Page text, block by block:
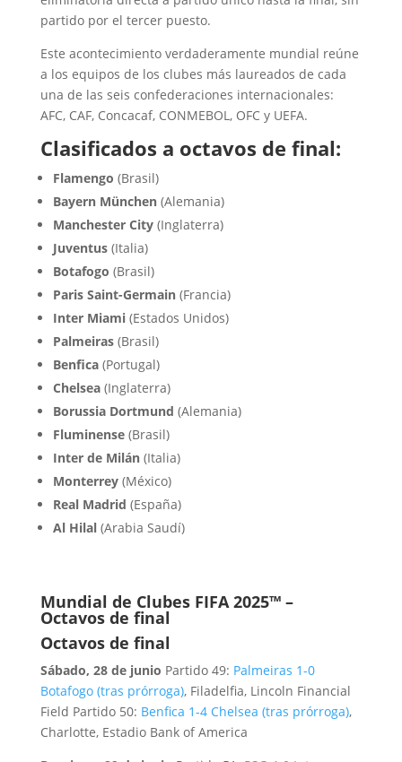
partido por el tercer puesto.
Este acontecimiento verdaderamente mundial reúne
a los equipos de los clubes más laureados de cada
una de las seis confederaciones internacionales:
AFC, CAF, Concacaf, CONMEBOL, OFC y UEFA.
Clasificados a octavos de final:
Flamengo (Brasil)
Bayern München (Alemania)
Manchester City(Inglaterra)
Juventus(Italia)
Botafogo (Brasil)
Paris Saint-Germain(Francia)
Inter Miami (Estados Unidos)
Palmeiras(Brasil)
Benfica (Portugal)
Chelsea (Inglaterra)
Borussia Dortmund (Alemania)
Fluminense(Brasil)
Inter de Milán(Italia)
Monterrey(México)
Real Madrid (España)
Al Hilal(Arabia Saudí)
Mundial de Clubes FIFA 2025™ –
Octavos de final
Octavos de final
Sábado, 28 de junio Partido 49: Palmeiras 1-0
Botafogo (tras prórroga), Filadelfia, Lincoln Financial
Field Partido 50: Benfica 1-4 Chelsea (tras prórroga),
Charlotte, Estadio Bank of America